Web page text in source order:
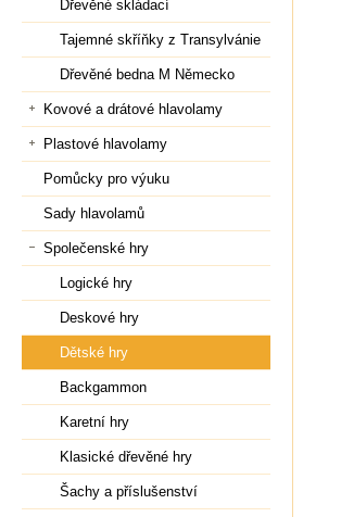
Dřevěné skládací
Tajemné skříňky z Transylvánie
Dřevěné bedna M Německo
Kovové a drátové hlavolamy
Plastové hlavolamy
Pomůcky pro výuku
Sady hlavolamů
Společenské hry
Logické hry
Deskové hry
Dětské hry
Backgammon
Karetní hry
Klasické dřevěné hry
Šachy a příslušenství